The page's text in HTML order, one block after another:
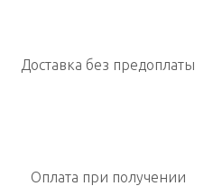
Доставка без предоплаты
Оплата при получении